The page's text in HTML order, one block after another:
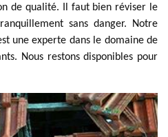
de qualité. Il faut bien réviser le
sans danger. Notre
une experte dans le domaine de
Nous restons disponibles pour